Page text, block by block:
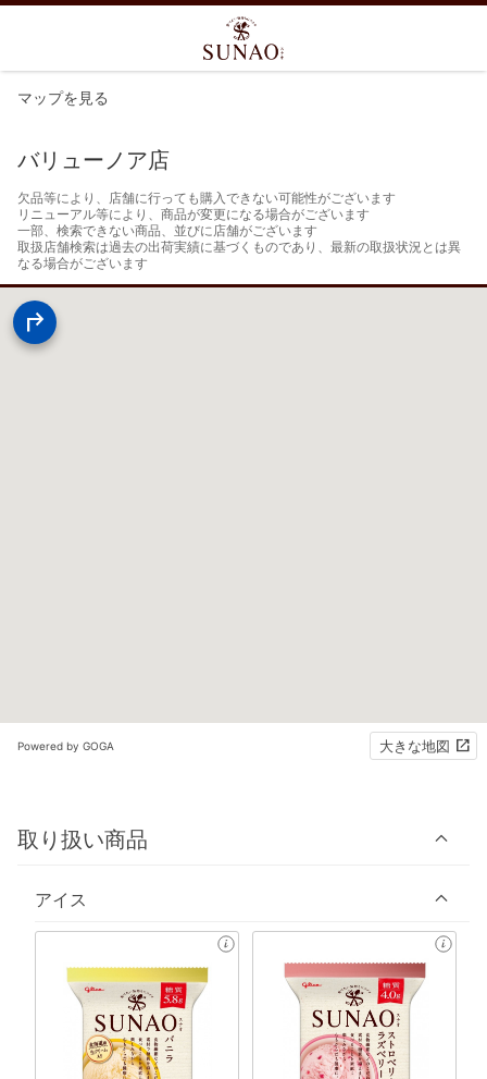
マップを見る
バリューノア店
欠品等により、店舗に行っても購入できない可能性がございます
リニューアル等により、商品が変更になる場合がございます
一部、検索できない商品、並びに店舗がございます
取扱店舗検索は過去の出荷実績に基づくものであり、最新の取扱状況とは異
なる場合がございます
Powered by GOGA 大きな地図
取り扱い商品
アイス